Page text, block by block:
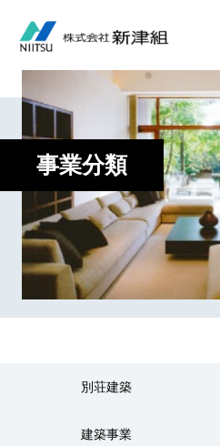
事業分類
別荘建築
建築事業